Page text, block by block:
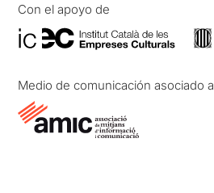
Con el apoyo de
Medio de comunicación asociado a